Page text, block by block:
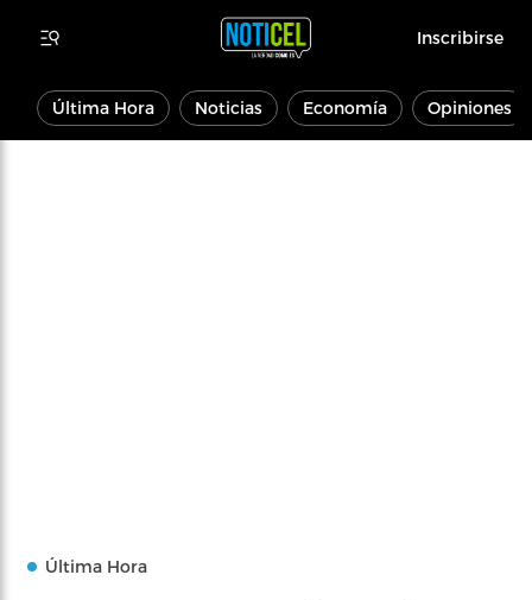
Inscribirse
Última Hora Noticias Economía Opiniones
Última Hora